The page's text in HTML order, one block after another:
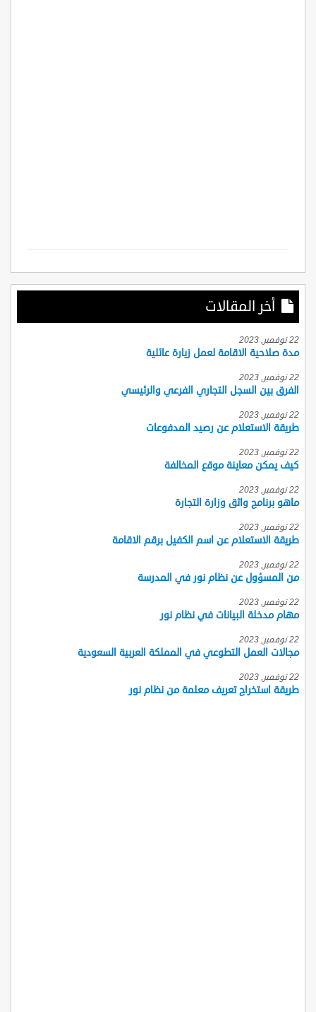
أخر المقالات
22 نوفمبر, 2023
مدة صلاحية الاقامة لعمل زيارة عائلية
22 نوفمبر, 2023
الفرق بين السجل التجاري الفرعي والرئيسي
22 نوفمبر, 2023
طريقة الاستعلام عن رصيد المدفوعات
22 نوفمبر, 2023
كيف يمكن معاينة موقع المخالفة
22 نوفمبر, 2023
ماهو برنامج واثق وزارة التجارة
22 نوفمبر, 2023
طريقة الاستعلام عن اسم الكفيل برقم الاقامة
22 نوفمبر, 2023
من المسؤول عن نظام نور في المدرسة
22 نوفمبر, 2023
مهام مدخلة البيانات في نظام نور
22 نوفمبر, 2023
مجالات العمل التطوعي في المملكة العربية السعودية
22 نوفمبر, 2023
طريقة استخراج تعريف معلمة من نظام نور